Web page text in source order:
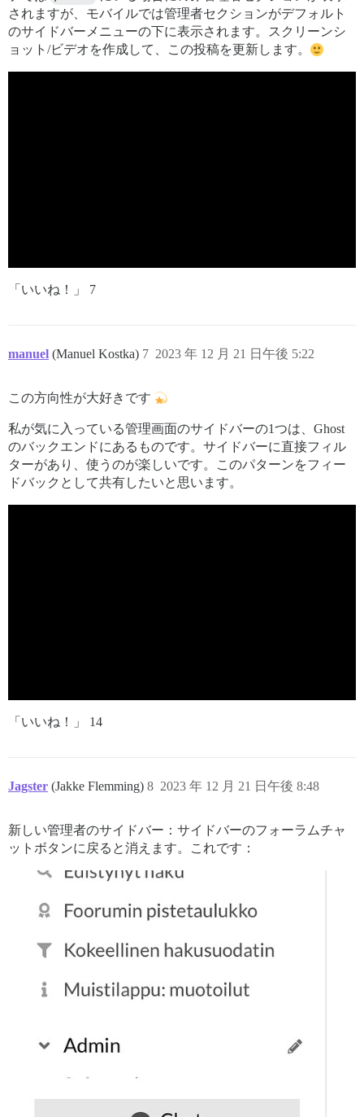
されますが、モバイルでは管理者セクションがデフォルト
のサイドバーメニューの下に表示されます。スクリーンシ
ョット/ビデオを作成して、この投稿を更新します。
「いいね！」 7
manuel (Manuel Kostka) 2023 年 12 月 21 日午後 5:22
7
この方向性が大好きです
私が気に入っている管理画面のサイドバーの1つは、Ghost
のバックエンドにあるものです。サイドバーに直接フィル
ターがあり、使うのが楽しいです。このパターンをフィー
ドバックとして共有したいと思います。
「いいね！」 14
Jagster (Jakke Flemming) 2023 年 12 月 21 日午後 8:48
8
新しい管理者のサイドバー：サイドバーのフォーラムチャ
ットボタンに戻ると消えます。これです：